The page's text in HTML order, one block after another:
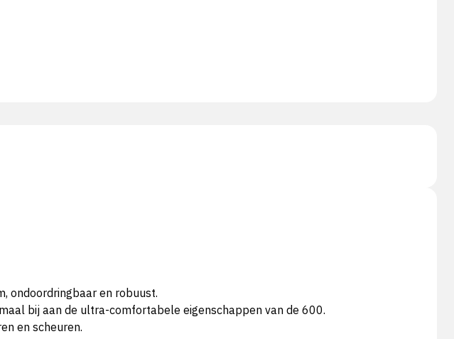
ondoordringbaar en robuust.
bij aan de ultra-comfortabele eigenschappen van de 600.
en scheuren.